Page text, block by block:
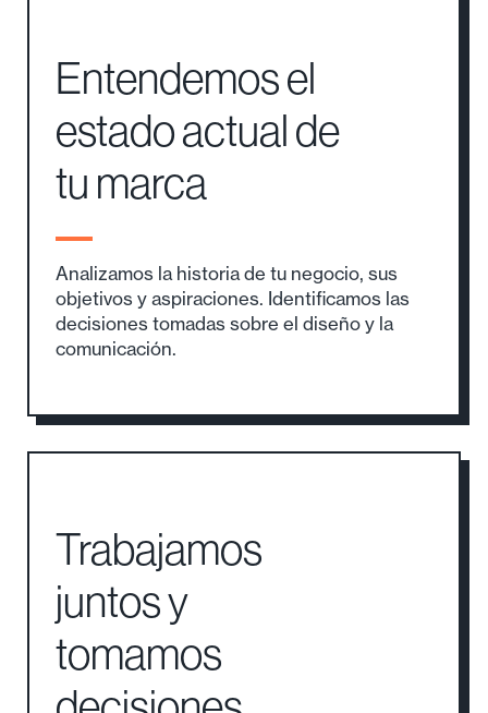
Entendemos el
estado actual de
tu marca
decisiones tomadas sobre el diseño y la
comunicación.
Trabajamos